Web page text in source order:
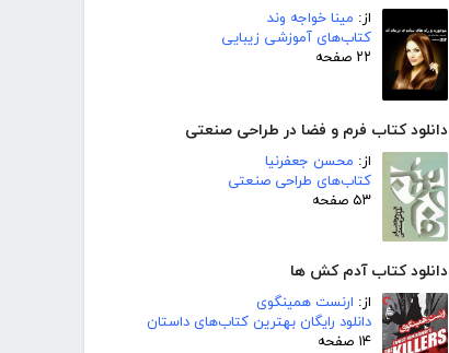
از: مینا خواجه وند
کتاب‌های آموزشی زیبایی
۲۲ صفحه
دانلود کتاب فرم و فضا در طراحی صنعتی
از: محسن جعفرنیا
کتاب‌های طراحی صنعتی
۵۳ صفحه
دانلود کتاب آدم کش ها
از: ارنست همینگوی
دانلود رایگان بهترین کتاب‌های داستان
۱۴ صفحه